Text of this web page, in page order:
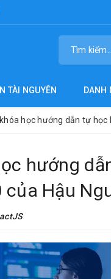
TÀI NGUYÊN DANH
học hướng dẫn tự học
hướng
Hậu